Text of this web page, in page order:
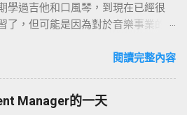
學過吉他和口風琴，到現在已經很
了，但可能是因為對於音樂事業的
多的猶豫就試著投遞履歷，想不到
純的行政事務，但我相信只要抱持
的態度，一定能夠對公司做出貢
閱讀完整內容
Manager的一天